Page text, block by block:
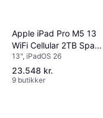
Apple iPad Pro M5 13
WiFi Cellular 2TB Space
Black
13", iPadOS 26
23.548 kr.
9 butikker